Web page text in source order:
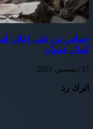
حماس ترد على إعلان
كمال عدوان
17 ديسمبر، 2023
اترك رد